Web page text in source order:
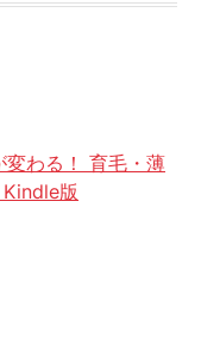
変わる！ 育毛・薄
版